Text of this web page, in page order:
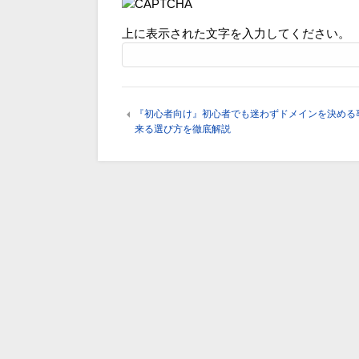
上に表示された文字を入力してください。
『初心者向け』初心者でも迷わずドメインを決める
来る選び方を徹底解説